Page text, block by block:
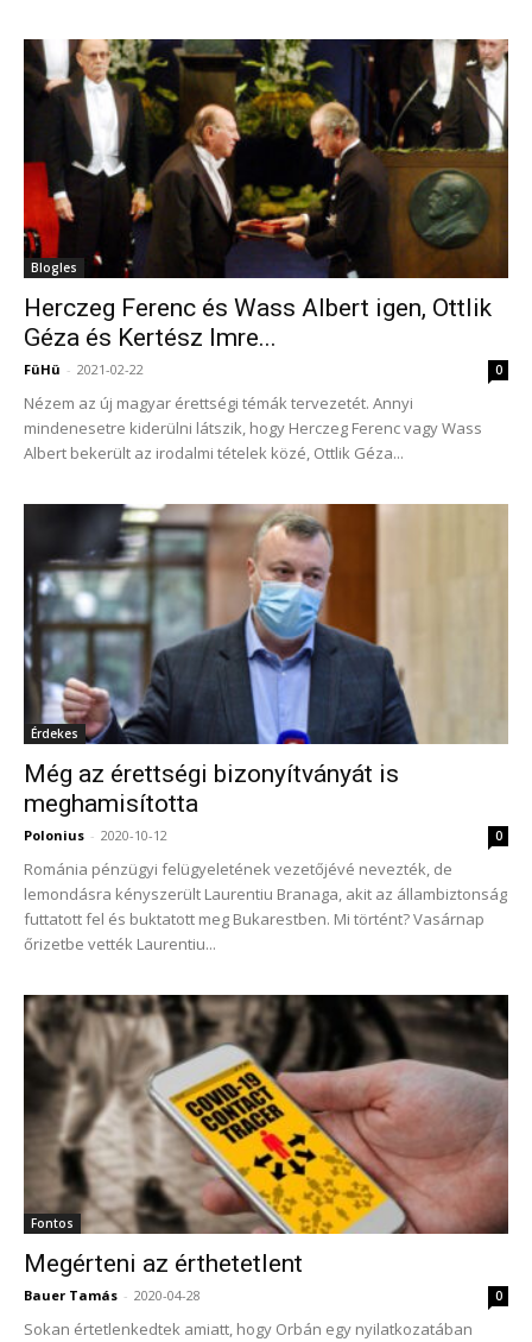
Blogles
Herczeg Ferenc és Wass Albert igen, Ottlik
Géza és Kertész Imre...
FüHü - 2021-02-22 0
Nézem az új magyar érettségi témák tervezetét. Annyi
mindenesetre kiderülni látszik, hogy Herczeg Ferenc vagy Wass
Albert bekerült az irodalmi tételek közé, Ottlik Géza...
Érdekes
Még az érettségi bizonyítványát is
meghamisította
Polonius - 2020-10-12 0
Románia pénzügyi felügyeletének vezetőjévé nevezték, de
lemondásra kényszerült Laurentiu Branaga, akit az állambiztonság
futtatott fel és buktatott meg Bukarestben. Mi történt? Vasárnap
őrizetbe vették Laurentiu...
Fontos
Megérteni az érthetetlent
Bauer Tamás - 2020-04-28 0
Sokan értetlenkedtek amiatt, hogy Orbán egy nyilatkozatában